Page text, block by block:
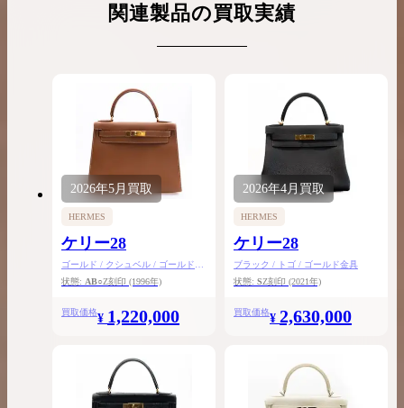
関連製品の買取実績
2026年5月買取
HERMES
ケリー28
ゴールド / クシュベル / ゴールド金
具
状態: AB○Z刻印 (1996年)
買取価格¥ 1,220,000
2026年4月買取
HERMES
ケリー28
ブラック / トゴ / ゴールド金具
状態: SZ刻印 (2021年)
買取価格¥ 2,630,000